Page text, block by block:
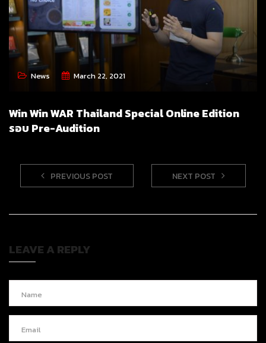
News March 22, 2021
Win Win WAR Thailand Special Online Edition
รอบ Pre-Audition
PREVIOUS POST NEXT POST
LEAVE A REPLY